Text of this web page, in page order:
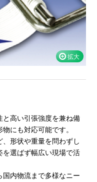
と高い引張強度を兼ね備
にも対応可能です。
形状や重量を問わずし
を選ばず幅広い現場で活
内物流まで多様なニー